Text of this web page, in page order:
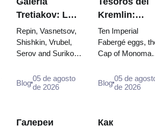
Tretiakov: Las
obras
maestras que
valen la pena
viaje
Repin, Vasnetsov,
Shishkin, Vrubel,
Serov and Surikov
stop people, where
they hang, and why
Blog05 de agosto
de 2026
Kremlin:
Huevos
Fabergé,
Tronos y
Coronación
Ten Imperial
Fabergé eggs,
Cap of
of two boy tsars
and the
Blog05 de
de 2026
Галереи
Как